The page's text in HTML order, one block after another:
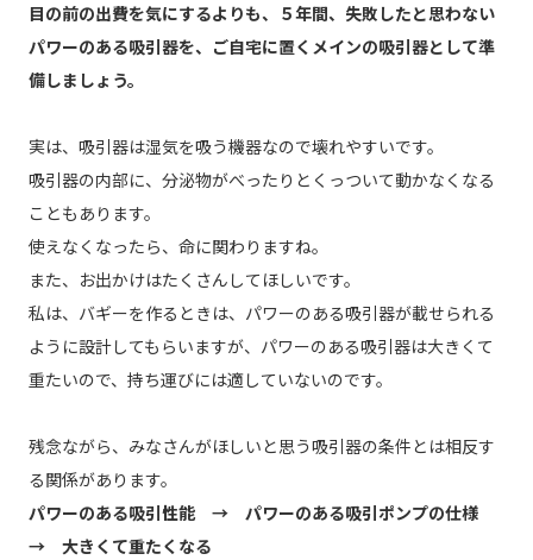
目の前の出費を気にするよりも、５年間、失敗したと思わない
パワーのある吸引器を、ご自宅に置くメインの吸引器として準
備しましょう。
実は、吸引器は湿気を吸う機器なので壊れやすいです。
吸引器の内部に、分泌物がべったりとくっついて動かなくなる
こともあります。
使えなくなったら、命に関わりますね。
また、お出かけはたくさんしてほしいです。
私は、バギーを作るときは、パワーのある吸引器が載せられる
ように設計してもらいますが、パワーのある吸引器は大きくて
重たいので、持ち運びには適していないのです。
残念ながら、みなさんがほしいと思う吸引器の条件とは相反す
る関係があります。
パワーのある吸引性能 → パワーのある吸引ポンプの仕様
→ 大きくて重たくなる